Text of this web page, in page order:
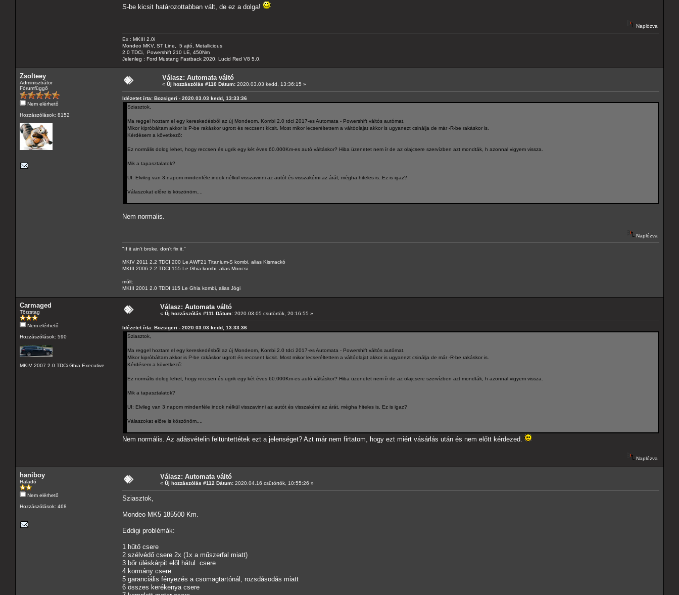
S-be kicsit határozottabban vált, de ez a dolga!
Naplózva
Ex : MKIII 2.0i
Mondeo MKV, ST Line, 5 ajtó, Metallicious
2.0 TDCi, Powershift 210 LE, 450Nm
Jelenleg : Ford Mustang Fastback 2020, Lucid Red V8 5.0.
Zsolteey
Adminisztrátor
Fórumfüggő
Nem elérhető
Hozzászólások: 8152
Válasz: Automata váltó
« Új hozzászólás #110 Dátum: 2020.03.03 kedd, 13:36:15 »
Idézetet írta: Bozsigeri - 2020.03.03 kedd, 13:33:36
Sziasztok,
Ma reggel hoztam el egy kereskedésből az új Mondeom, Kombi 2.0 tdci 2017-es Automata - Powershift váltós autómat.
Mikor kipróbáltam akkor is P-be rakáskor ugrott és reccsent kicsit. Most mikor lecseréltettem a váltóolajat akkor is ugyanezt csinálja de már -R-be rakáskor is.
Kérdésem a következő:
Ez normális dolog lehet, hogy reccsen és ugrik egy két éves 60.000Km-es autó váltáskor? Hiba üzenetet nem ír de az olajcsere szervízben azt mondták, h azonnal vigyem vissza.
Mik a tapasztalatok?
UI: Elvileg van 3 napom mindenféle indok nélkül visszavinni az autót és visszakérni az árát, mégha hiteles is. Ez is igaz?
Válaszokat előre is köszönöm....
Nem normalis.
Naplózva
"If it ain't broke, don't fix it."
MKIV 2011 2.2 TDCI 200 Le AWF21 Titanium-S kombi, alias Kismackó
MKIII 2006 2.2 TDCI 155 Le Ghia kombi, alias Moncsi
múlt:
MKIII 2001 2.0 TDDI 115 Le Ghia kombi, alias Jógi
Carmaged
Törzstag
Nem elérhető
Hozzászólások: 590
MKIV 2007 2.0 TDCi Ghia Executive
Válasz: Automata váltó
« Új hozzászólás #111 Dátum: 2020.03.05 csütörtök, 20:16:55 »
Idézetet írta: Bozsigeri - 2020.03.03 kedd, 13:33:36
Sziasztok,
Ma reggel hoztam el egy kereskedésből az új Mondeom, Kombi 2.0 tdci 2017-es Automata - Powershift váltós autómat.
Mikor kipróbáltam akkor is P-be rakáskor ugrott és reccsent kicsit. Most mikor lecseréltettem a váltóolajat akkor is ugyanezt csinálja de már -R-be rakáskor is.
Kérdésem a következő:
Ez normális dolog lehet, hogy reccsen és ugrik egy két éves 60.000Km-es autó váltáskor? Hiba üzenetet nem ír de az olajcsere szervízben azt mondták, h azonnal vigyem vissza.
Mik a tapasztalatok?
UI: Elvileg van 3 napom mindenféle indok nélkül visszavinni az autót és visszakérni az árát, mégha hiteles is. Ez is igaz?
Válaszokat előre is köszönöm....
Nem normális. Az adásvételin feltüntettétek ezt a jelenséget? Azt már nem firtatom, hogy ezt miért vásárlás után és nem előtt kérdezed.
Naplózva
haniboy
Haladó
Nem elérhető
Hozzászólások: 468
Válasz: Automata váltó
« Új hozzászólás #112 Dátum: 2020.04.16 csütörtök, 10:55:26 »
Sziasztok,
Mondeo MK5 185500 Km.
Eddigi problémák:
1 hűtő csere
2 szélvédő csere 2x (1x a műszerfal miatt)
3 bőr üléskárpit elől hátul csere
4 kormány csere
5 garanciális fényezés a csomagtartónál, rozsdásodás miatt
6 összes kerékenya csere